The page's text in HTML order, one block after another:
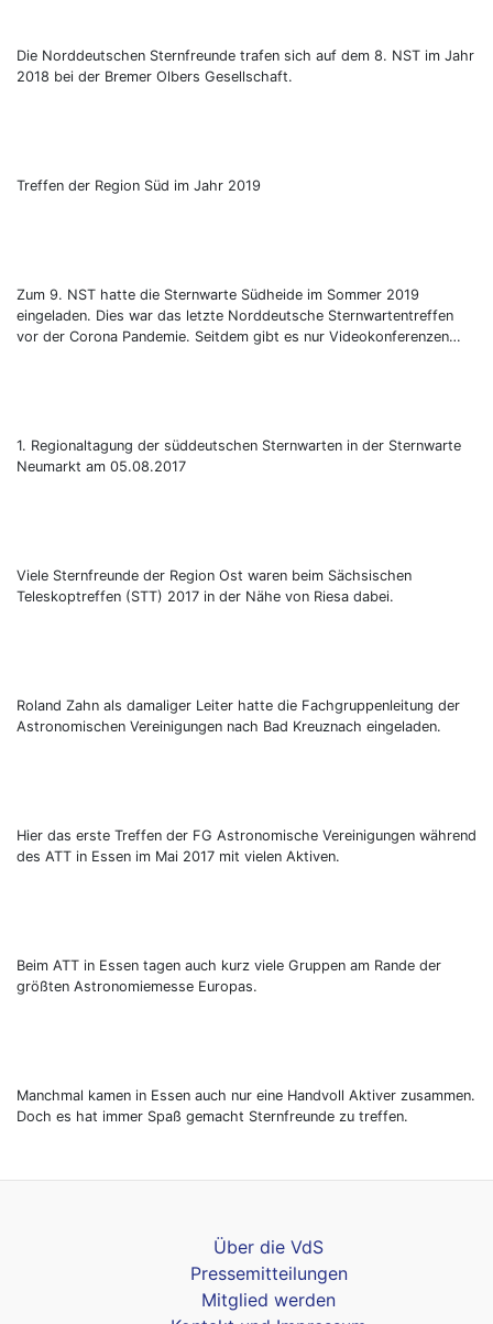
Die Norddeutschen Sternfreunde trafen sich auf dem 8. NST im Jahr
2018 bei der Bremer Olbers Gesellschaft.
Treffen der Region Süd im Jahr 2019
Zum 9. NST hatte die Sternwarte Südheide im Sommer 2019
eingeladen. Dies war das letzte Norddeutsche Sternwartentreffen
vor der Corona Pandemie. Seitdem gibt es nur Videokonferenzen…
1. Regionaltagung der süddeutschen Sternwarten in der Sternwarte
Neumarkt am 05.08.2017
Viele Sternfreunde der Region Ost waren beim Sächsischen
Teleskoptreffen (STT) 2017 in der Nähe von Riesa dabei.
Roland Zahn als damaliger Leiter hatte die Fachgruppenleitung der
Astronomischen Vereinigungen nach Bad Kreuznach eingeladen.
Hier das erste Treffen der FG Astronomische Vereinigungen während
des ATT in Essen im Mai 2017 mit vielen Aktiven.
Beim ATT in Essen tagen auch kurz viele Gruppen am Rande der
größten Astronomiemesse Europas.
Manchmal kamen in Essen auch nur eine Handvoll Aktiver zusammen.
Doch es hat immer Spaß gemacht Sternfreunde zu treffen.
Über die VdS
Pressemitteilungen
Mitglied werden